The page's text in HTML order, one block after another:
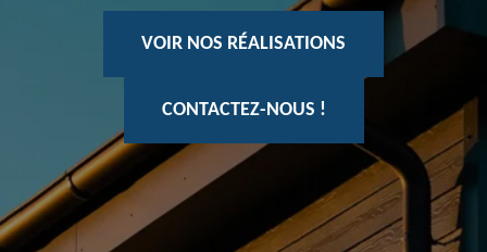
VOIR NOS RÉALISATIONS
CONTACTEZ-NOUS !